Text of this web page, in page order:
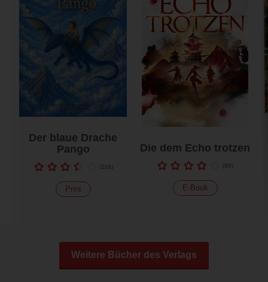
Der blaue Drache
Pango
(116)
Print
Die dem Echo trotzen
(80)
E-Book
Weitere Bücher des Verlags